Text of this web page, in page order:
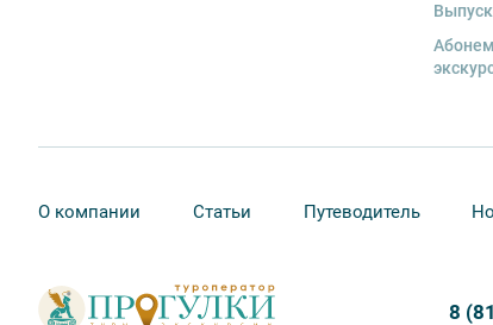
О компании Статьи Путеводитель
8